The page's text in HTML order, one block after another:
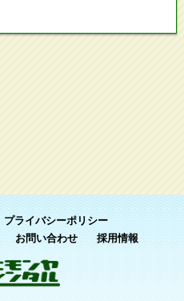
プライバシーポリシー
お問い合わせ 採用情報